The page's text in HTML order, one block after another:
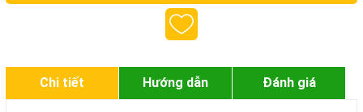
Chi tiết Hướng dẫn Đánh giá